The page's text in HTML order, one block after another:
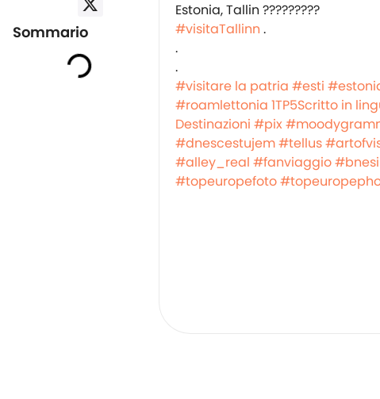
Sommario
Estonia, Tallin ?????????
#visitaTallinn .
.
.
#visitare la patria #esti
#roamlettonia 1TP5Scritto in
Destinazioni #pix
#dnescestujem#tellus
#alley_real #fanviaggio
#topeuropefoto